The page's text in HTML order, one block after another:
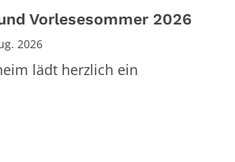
Vorlesesommer 2026
2026
lädt herzlich ein